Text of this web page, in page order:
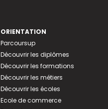
ORIENTATION
Parcoursup
Découvrir les diplômes
Découvrir les formations
Découvrir les métiers
Découvrir les écoles
Ecole de commerce